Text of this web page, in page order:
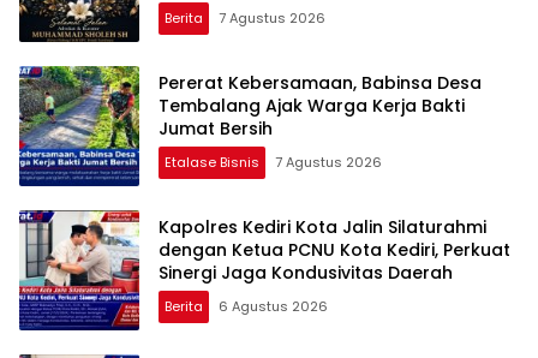
Berita 7 Agustus 2026
Pererat Kebersamaan, Babinsa Desa
Tembalang Ajak Warga Kerja Bakti
Jumat Bersih
Etalase Bisnis 7 Agustus 2026
Kapolres Kediri Kota Jalin Silaturahmi
dengan Ketua PCNU Kota Kediri, Perkuat
Sinergi Jaga Kondusivitas Daerah
Berita 6 Agustus 2026